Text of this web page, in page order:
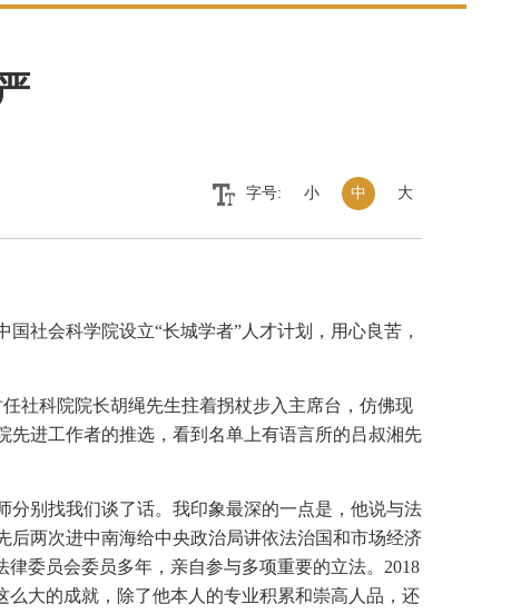
字号: 小 中 大
社会科学院设立“长城学者”人才计划，用心良苦，
社科院院长胡绳先生拄着拐杖步入主席台，仿佛现
进工作者的推选，看到名单上有语言所的吕叔湘先
别找我们谈了话。我印象最深的一点是，他说与法
两次进中南海给中央政治局讲依法治国和市场经济
委员会委员多年，亲自参与多项重要的立法。2018
大的成就，除了他本人的专业积累和崇高人品，还